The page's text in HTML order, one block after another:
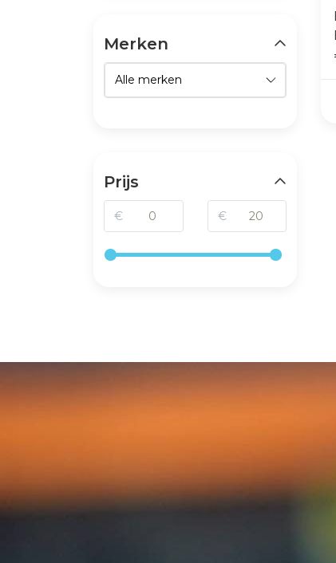
Merken
Prijs
€ €